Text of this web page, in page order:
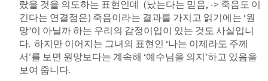
랐을 것을 의도하는 표현인데  (났는다는 믿음, -> 죽음도 이
긴다는 연결점은) 죽음이라는 결과를 가지고 읽기에는 ‘원
망'이 아닐까 하는 우리의 감정이입이 있는 것도 사실입니
다.  하지만 이어지는 그녀의 표현인 ‘나는 이제라도 주께
서’를 보면 원망보다는 계속해 ‘예수님을 의지’하고 있음을
보여 줍니다.